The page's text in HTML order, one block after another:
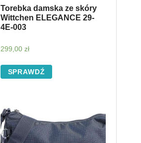
Torebka damska ze skóry
Wittchen ELEGANCE 29-
4E-003
299,00zł
SPRAWDŹ